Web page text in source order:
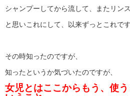
シャンプーしてから流して、またリン
と思いこれにして、以来ずっとこれです
その時知ったのですが、
知ったというか気づいたのですが、
女児とはここからもう、使